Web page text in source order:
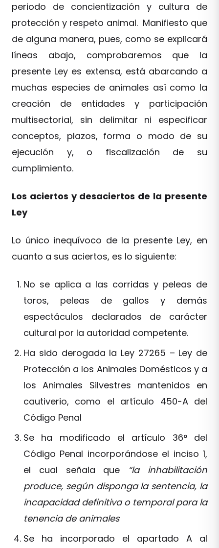
periodo de concientización y cultura de
protección y respeto animal. Manifiesto que
de alguna manera, pues, como se explicará
líneas abajo, comprobaremos que la
presente Ley es extensa, está abarcando a
muchas especies de animales así como la
creación de entidades y participación
multisectorial, sin delimitar ni especificar
conceptos, plazos, forma o modo de su
ejecución y, o fiscalización de su
cumplimiento.
Los aciertos y desaciertos de la presente
Ley
Lo único inequívoco de la presente Ley, en
cuanto a sus aciertos, es lo siguiente:
No se aplica a las corridas y peleas de
toros, peleas de gallos y demás
espectáculos declarados de carácter
cultural por la autoridad competente.
Ha sido derogada la Ley 27265 – Ley de
Protección a los Animales Domésticos y a
los Animales Silvestres mantenidos en
cautiverio, como el artículo 450-A del
Código Penal
Se ha modificado el artículo 36° del
Código Penal incorporándose el inciso 1,
el cual señala que “la inhabilitación
produce, según disponga la sentencia, la
incapacidad definitiva o temporal para la
tenencia de animales
Se ha incorporado el apartado A al